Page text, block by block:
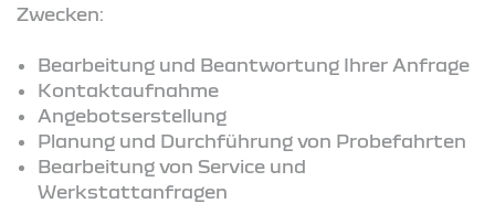
Zwecken:
Bearbeitung und Beantwortung Ihrer Anfrage
Kontaktaufnahme
Angebotserstellung
Planung und Durchführung von Probefahrten
Bearbeitung von Service und
Werkstattanfragen